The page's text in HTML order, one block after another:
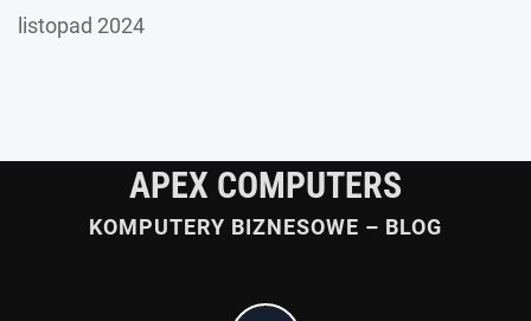
listopad 2024
APEX COMPUTERS
KOMPUTERY BIZNESOWE – BLOG